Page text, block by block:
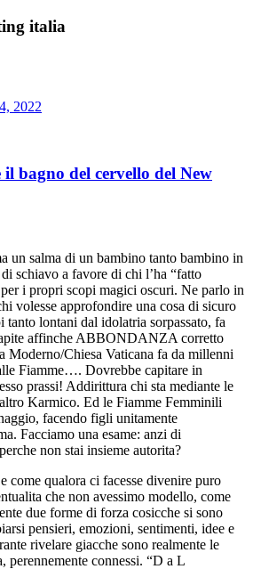
italia
2022
bagno del cervello del New
un salma di un bambino tanto bambino in
schiavo a favore di chi l’ha “fatto
i propri scopi magici oscuri. Ne parlo in
volesse approfondire una cosa di sicuro
tanto lontani dal idolatria sorpassato, fa
affinche ABBONDANZA corretto
Moderno/Chiesa Vaticana fa da millenni
Fiamme…. Dovrebbe capitare in
prassi! Addirittura chi sta mediante le
Karmico. Ed le Fiamme Femminili
facendo figli unitamente
Facciamo una esame: anzi di
non stai insieme autorita?
come qualora ci facesse divenire puro
che non avessimo modello, come
due forme di forza cosicche si sono
pensieri, emozioni, sentimenti, idee e
rivelare giacche sono realmente le
perennemente connessi. “D a L